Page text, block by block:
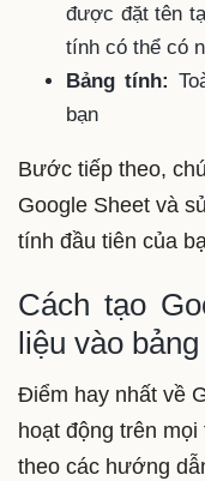
được đặt tên
tính có thể có
Bảng tính:
bạn
Bước tiếp theo,
Google Sheet và
tính đầu tiên của
Cách tạo
liệu vào
Điểm hay nhất về
hoạt động trên
theo các hướng